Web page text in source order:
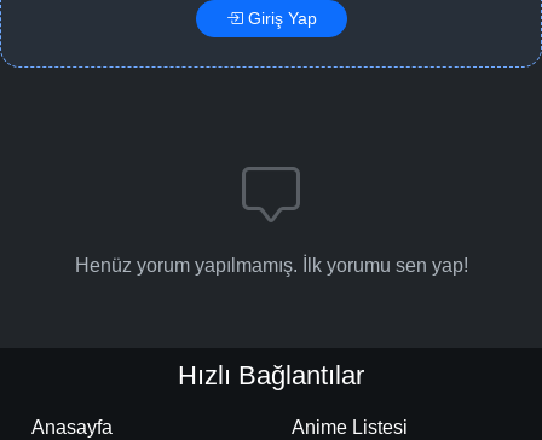
Giriş Yap
Henüz yorum yapılmamış. İlk yorumu sen yap!
Hızlı Bağlantılar
Anasayfa Anime Listesi